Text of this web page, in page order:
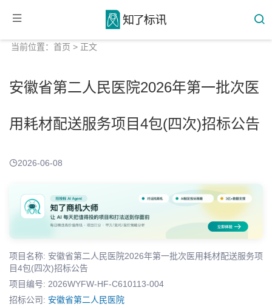
当前位置： 首页 > 正文
安徽省第二人民医院2026年第一批次医
用耗材配送服务项目4包(四次)招标公告
2026-06-08
项目名称: 安徽省第二人民医院2026年第一批次医用耗材配送服务项
目4包(四次)招标公告
项目编号: 2026WYFW-HF-C610113-004
招标公司: 安徽省第二人民医院